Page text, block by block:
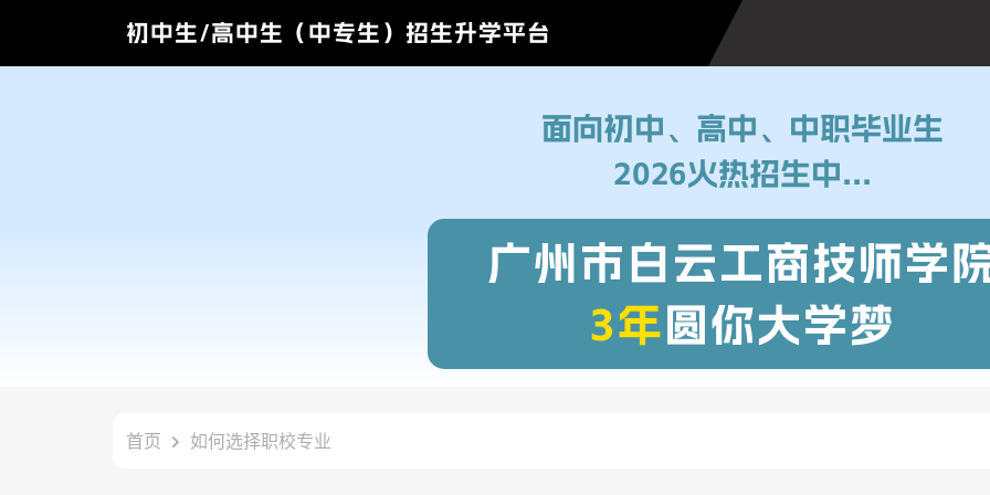
初中生/高中生（中专生）招生升学平台
面向初中、高中、中职毕业生
2026火热招生中...
广州市白云工商技师学
3年圆你大学梦
首页 如何选择职校专业